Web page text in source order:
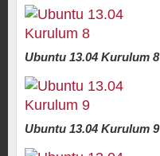
Ubuntu 13.04 Kurulum 8
Ubuntu 13.04 Kurulum 9